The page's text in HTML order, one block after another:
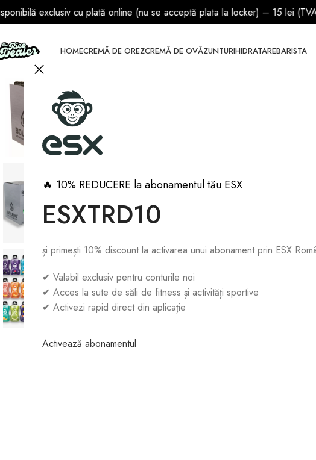
🔥 10% REDUCERE la abonamentul tău ESX
ESXTRD10
și primești 10% discount la activarea unui abonament prin ESX
✔ Valabil exclusiv pentru conturile noi
✔ Acces la sute de săli de fitness și activități sportive
✔ Activezi rapid direct din aplicație
Activează abonamentul
HOMECREMĂ DE OREZCREMĂ DE OVĂZUNTURIHIDRATAREBARISTA
cu plată online (nu se acceptă plata la locker) – 15 lei (TVA inclus) 🚚